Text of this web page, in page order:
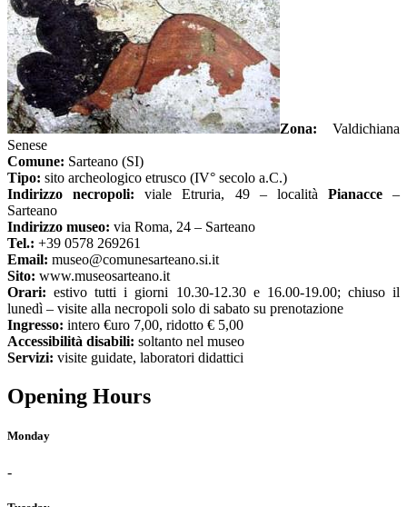
Zona: Valdichiana
Senese
Comune: Sarteano (SI)
Tipo: sito archeologico etrusco (IV° secolo a.C.)
Indirizzo necropoli:viale Etruria, 49 – località Pianacce–
Sarteano
Indirizzo museo: via Roma, 24 – Sarteano
Tel.: +39 0578 269261
Email: museo@comunesarteano.si.it
Sito: www.museosarteano.it
Orari: estivo tutti i giorni 10.30-12.30 e 16.00-19.00; chiuso il
lunedì – visite alla necropoli solo di sabato su prenotazione
Ingresso: intero €uro 7,00, ridotto € 5,00
Accessibilità disabili: soltanto nel museo
Servizi: visite guidate, laboratori didattici
Opening Hours
Monday
-